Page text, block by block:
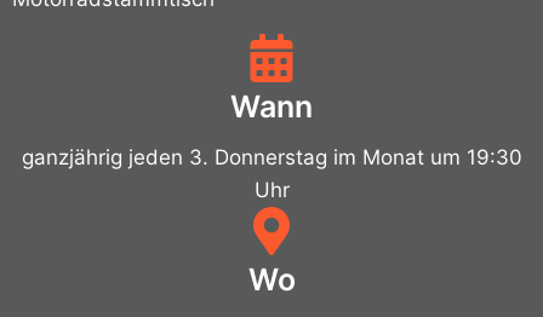
Wann
ganzjährig jeden 3. Donnerstag im Monat um 19:30
Uhr
Wo